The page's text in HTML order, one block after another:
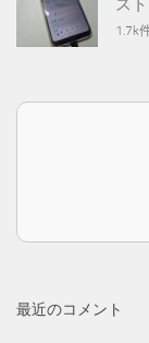
ス
1.7k
最近のコメント